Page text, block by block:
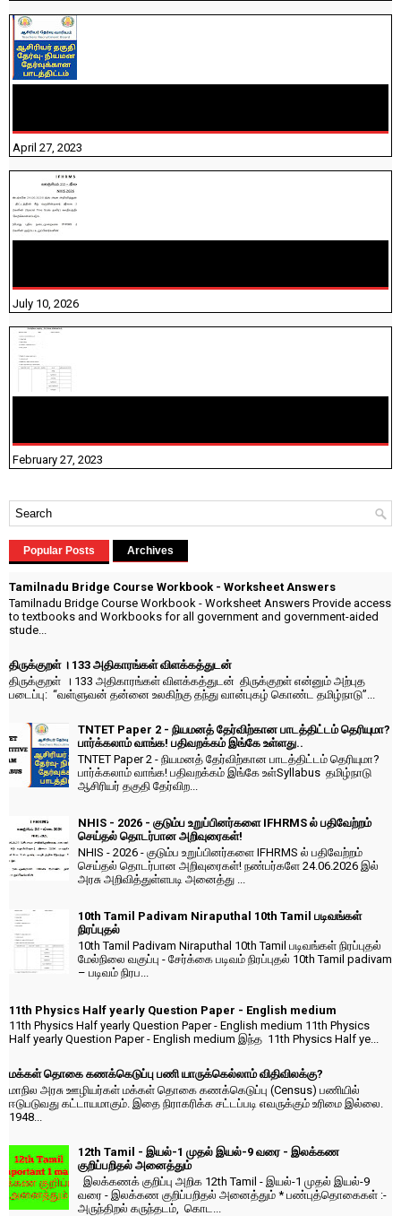
April 27, 2023
July 10, 2026
February 27, 2023
Popular Posts Archives
Tamilnadu Bridge Course Workbook - Worksheet Answers
Tamilnadu Bridge Course Workbook - Worksheet Answers Provide access
to textbooks and Workbooks for all government and government-aided
stude...
திருக்குறள் । 133 அதிகாரங்கள் விளக்கத்துடன்
திருக்குறள் । 133 அதிகாரங்கள் விளக்கத்துடன் திருக்குறள் என்னும் அற்புத
படைப்பு: “வள்ளுவன் தன்னை உலகிற்கு தந்து வான்புகழ் கொண்ட தமிழ்நாடு”...
TNTET Paper 2 - நியமனத் தேர்விற்கான பாடத்திட்டம் தெரியுமா?
பார்க்கலாம் வாங்க! பதிவறக்கம் இங்கே உள்ளது..
TNTET Paper 2 - நியமனத் தேர்விற்கான பாடத்திட்டம் தெரியுமா?
பார்க்கலாம் வாங்க! பதிவறக்கம் இங்கே உள்Syllabus தமிழ்நாடு
ஆசிரியர் தகுதி தேர்விற...
NHIS - 2026 - குடும்ப உறுப்பினர்களை IFHRMS ல் பதிவேற்றம்
செய்தல் தொடர்பான அறிவுரைகள்!
NHIS - 2026 - குடும்ப உறுப்பினர்களை IFHRMS ல் பதிவேற்றம்
செய்தல் தொடர்பான அறிவுரைகள்! நண்பர்களே 24.06.2026 இல்
அரசு அறிவித்துள்ளபடி அனைத்து ...
10th Tamil Padivam Niraputhal 10th Tamil படிவங்கள்
நிரப்புதல்
10th Tamil Padivam Niraputhal 10th Tamil படிவங்கள் நிரப்புதல்
மேல்நிலை வகுப்பு - சேர்க்கை படிவம் நிரப்புதல் 10th Tamil padivam
– படிவம் நிரப...
11th Physics Half yearly Question Paper - English medium
11th Physics Half yearly Question Paper - English medium 11th Physics
Half yearly Question Paper - English medium இந்த 11th Physics Half ye...
மக்கள் தொகை கணக்கெடுப்பு பணி யாருக்கெல்லாம் விதிவிலக்கு?
மாநில அரசு ஊழியர்கள் மக்கள் தொகை கணக்கெடுப்பு (Census) பணியில்
ஈடுபடுவது கட்டாயமாகும். இதை நிராகரிக்க சட்டப்படி எவருக்கும் உரிமை இல்லை.
1948...
12th Tamil - இயல்-1 முதல் இயல்-9 வரை - இலக்கண
குறிப்பறிதல் அனைத்தும்
இலக்கணக் குறிப்பு அறிக 12th Tamil - இயல்-1 முதல் இயல்-9
வரை - இலக்கண குறிப்பறிதல் அனைத்தும் * பண்புத்தொகைகள் :-
அருந்திறல் கருந்தடம், கொட...